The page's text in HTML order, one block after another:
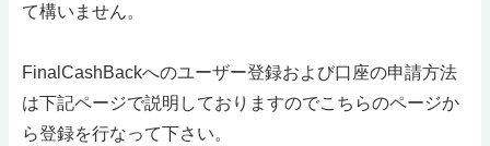
て構いません。
FinalCashBackへのユーザー登録および口座の申請方法
は下記ページで説明しておりますのでこちらのページか
ら登録を行なって下さい。